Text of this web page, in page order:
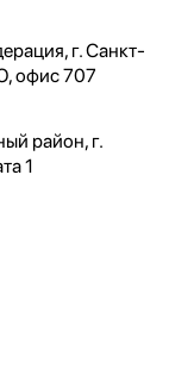
г. Санкт-
офис 707
район, г.
1